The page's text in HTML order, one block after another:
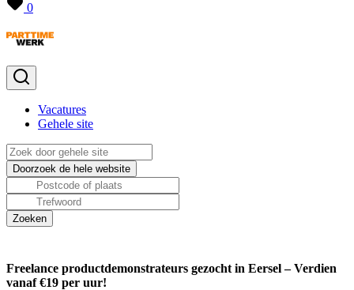
0
Vacatures
Gehele site
Freelance productdemonstrateurs gezocht in Eersel – Verdien
vanaf €19 per uur!